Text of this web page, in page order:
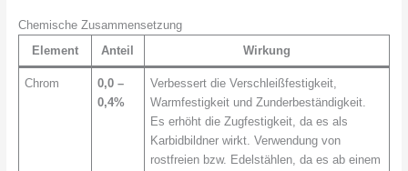
Chemische Zusammensetzung
Element
Anteil Wirkung
Chrom
0,0 –
0,4%
Verbessert die Verschleißfestigkeit,
Warmfestigkeit und Zunderbeständigkeit.
Es erhöht die Zugfestigkeit, da es als
Karbidbildner wirkt. Verwendung von
rostfreien bzw. Edelstählen, da es ab einem